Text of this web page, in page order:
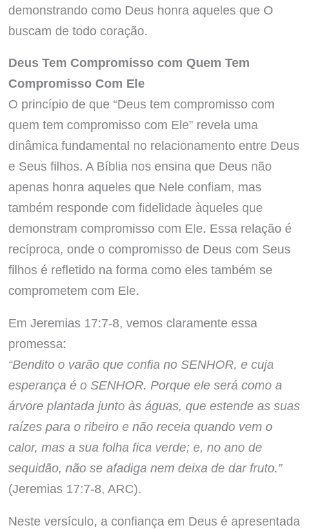
demonstrando como Deus honra aqueles que O
buscam de todo coração.
Deus Tem Compromisso com Quem Tem
Compromisso Com Ele
O princípio de que “Deus tem compromisso com
quem tem compromisso com Ele” revela uma
dinâmica fundamental no relacionamento entre Deus
e Seus filhos. A Bíblia nos ensina que Deus não
apenas honra aqueles que Nele confiam, mas
também responde com fidelidade àqueles que
demonstram compromisso com Ele. Essa relação é
recíproca, onde o compromisso de Deus com Seus
filhos é refletido na forma como eles também se
comprometem com Ele.
Em Jeremias 17:7-8, vemos claramente essa
promessa:
“Bendito o varão que confia no SENHOR, e cuja
esperança é o SENHOR. Porque ele será como a
árvore plantada junto às águas, que estende as suas
raízes para o ribeiro e não receia quando vem o
calor, mas a sua folha fica verde; e, no ano de
sequidão, não se afadiga nem deixa de dar fruto.”
(Jeremias 17:7-8, ARC).
Neste versículo, a confiança em Deus é apresentada